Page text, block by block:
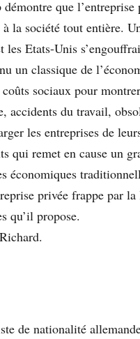
que l’entreprise
la société tout entière.
Etats-Unis
un classique de
sociaux pour
du travail,
les entreprises de
remet en cause un
économiques
privée frappe par
qu’il propose.
de nationalité